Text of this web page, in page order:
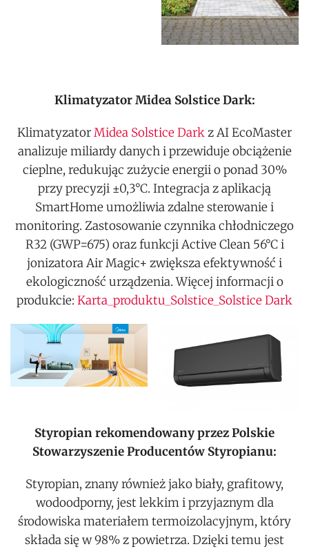
Klimatyzator Midea Solstice Dark:
KlimatyzatorMidea Solstice Darkz AI EcoMaster
analizuje miliardy danych i przewiduje obciążenie
cieplne, redukując zużycie energii o ponad 30%
przy precyzji ±0,3°C. Integracja z aplikacją
SmartHome umożliwia zdalne sterowanie i
monitoring. Zastosowanie czynnika chłodniczego
R32 (GWP=675) oraz funkcji Active Clean 56°C i
jonizatora Air Magic+ zwiększa efektywność i
ekologiczność urządzenia. Więcej informacji o
produkcie: Karta_produktu_Solstice_Solstice Dark
Styropian rekomendowany przez Polskie
Stowarzyszenie Producentów Styropianu:
Styropian, znany również jako biały, grafitowy,
wodoodporny, jest lekkim i przyjaznym dla
środowiska materiałem termoizolacyjnym, który
składa się w 98% z powietrza. Dzięki temu jest